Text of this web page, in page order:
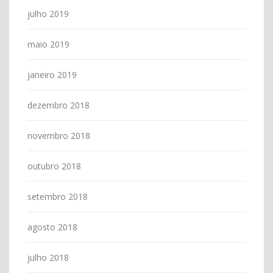
julho 2019
maio 2019
janeiro 2019
dezembro 2018
novembro 2018
outubro 2018
setembro 2018
agosto 2018
julho 2018